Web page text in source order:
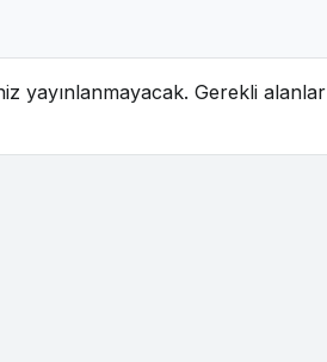
yayınlanmayacak. Gerekli alanlar